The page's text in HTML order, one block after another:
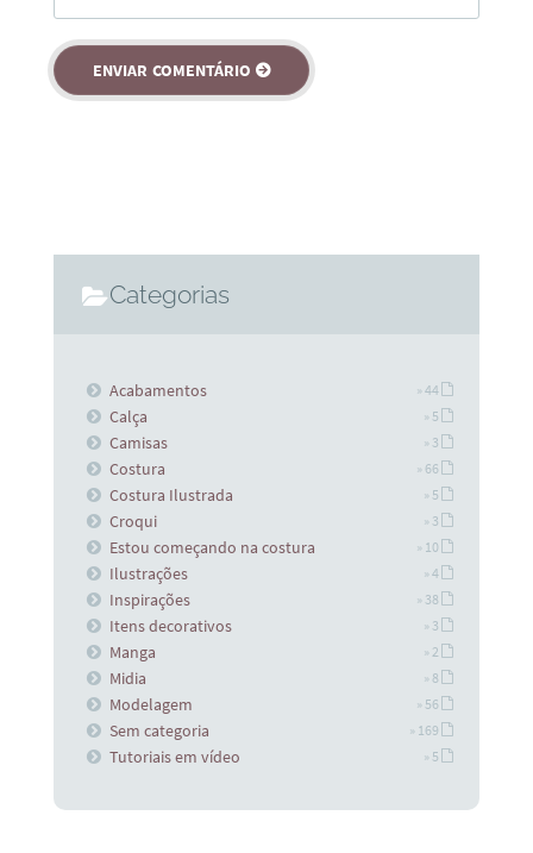
Categorias
Acabamentos » 44
Calça » 5
Camisas » 3
Costura » 66
Costura Ilustrada » 5
Croqui » 3
Estou começando na costura » 10
Ilustrações » 4
Inspirações » 38
Itens decorativos » 3
Manga » 2
Midia » 8
Modelagem » 56
Sem categoria » 169
Tutoriais em vídeo » 5